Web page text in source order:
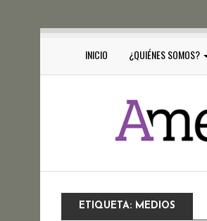
INICIO ¿QUIÉNES SOMOS?
ETIQUETA: MEDIOS